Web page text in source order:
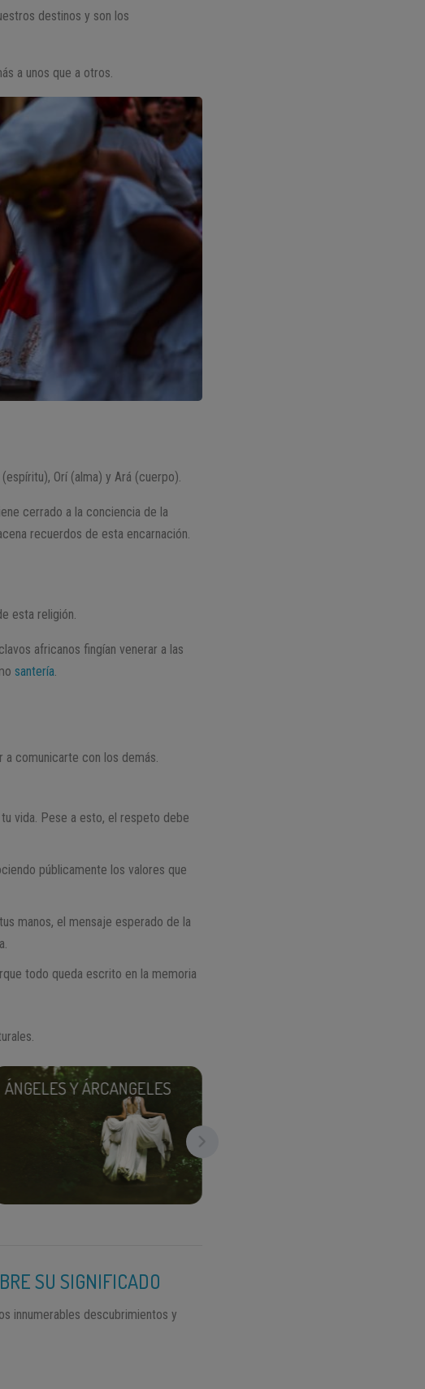
destinos y son los
a unos que a otros.
Orí (alma) y Ará (cuerpo).
cerrado a la conciencia de la
recuerdos de esta encarnación.
esta religión.
africanos fingían venerar a las
santería.
a comunicarte con los demás.
vida. Pese a esto, el respeto debe
públicamente los valores que
manos, el mensaje esperado de la
todo queda escrito en la memoria
ÁNGELES Y ÁRCANGELES
SU SIGNIFICADO
innumerables descubrimientos y